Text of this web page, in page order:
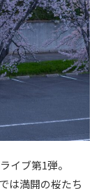
イブ第1弾。
は満開の桜たち